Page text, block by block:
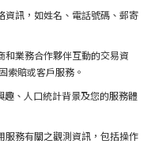
資訊，如姓名、電話號碼、郵寄
和業務合作夥伴互動的交易資
索賠或客戶服務。
、人口統計背景及您的服務體
服務有關之觀測資訊，包括操作